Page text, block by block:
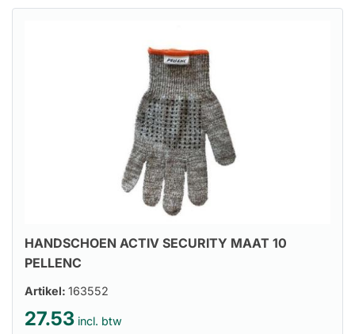
HANDSCHOEN ACTIV SECURITY MAAT 10
PELLENC
Artikel: 163552
27.53 incl. btw